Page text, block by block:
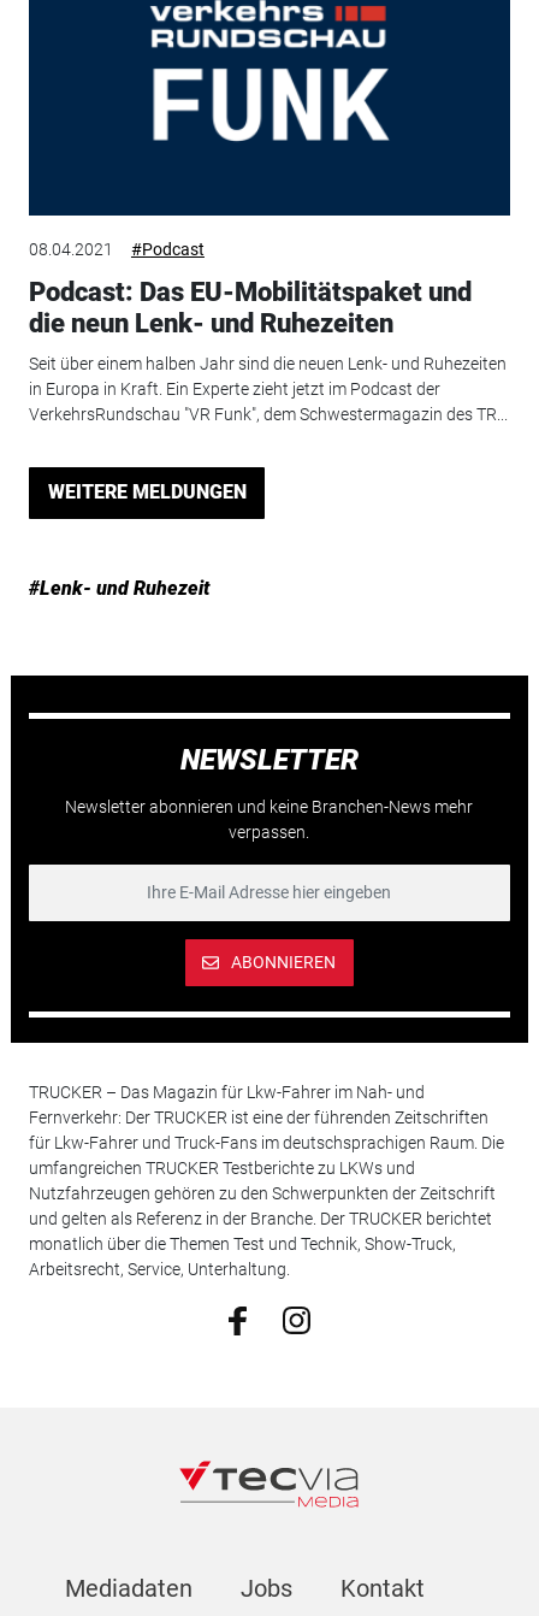
08.04.2021 #Podcast
Podcast: Das EU-Mobilitätspaket und
die neun Lenk- und Ruhezeiten
Seit über einem halben Jahr sind die neuen Lenk- und Ruhezeiten
in Europa in Kraft. Ein Experte zieht jetzt im Podcast der
VerkehrsRundschau "VR Funk", dem Schwestermagazin des TR...
WEITERE MELDUNGEN
#Lenk- und Ruhezeit
NEWSLETTER
Newsletter abonnieren und keine Branchen-News mehr
verpassen.
ABONNIEREN
TRUCKER – Das Magazin für Lkw-Fahrer im Nah- und
Fernverkehr: Der TRUCKER ist eine der führenden Zeitschriften
für Lkw-Fahrer und Truck-Fans im deutschsprachigen Raum. Die
umfangreichen TRUCKER Testberichte zu LKWs und
Nutzfahrzeugen gehören zu den Schwerpunkten der Zeitschrift
und gelten als Referenz in der Branche. Der TRUCKER berichtet
monatlich über die Themen Test und Technik, Show-Truck,
Arbeitsrecht, Service, Unterhaltung.
Mediadaten Jobs Kontakt